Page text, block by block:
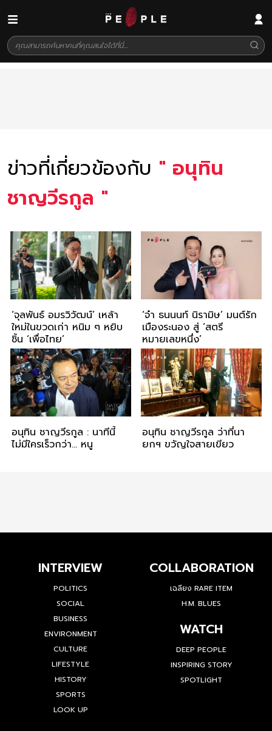
ข่าวที่เกี่ยวข้องกับ " อนุทิน
ชาญวีรกูล "
‘จุลพันธ์ อมรวิวัฒน์’ เหล้า
ใหม่ในขวดเก่า หนิม ๆ หยิบ
ชิ้น ‘เพื่อไทย’
‘จ๋า ธนนนท์ นิรามิษ’ มนต์รัก
เมืองระนอง สู่ ‘สตรี
หมายเลขหนึ่ง’
อนุทิน ชาญวีรกูล : นาทีนี้
ไม่มีใครเร็วกว่า… หนู
อนุทิน ชาญวีรกูล ว่าที่นา
ยกฯ ขวัญใจสายเขียว
INTERVIEW
POLITICS
SOCIAL
BUSINESS
ENVIRONMENT
CULTURE
LIFESTYLE
HISTORY
SPORTS
LOOK UP
COLLABORATION
เฉลียง RARE ITEM
H.M. BLUES
WATCH
DEEP PEOPLE
INSPIRING STORY
SPOTLIGHT